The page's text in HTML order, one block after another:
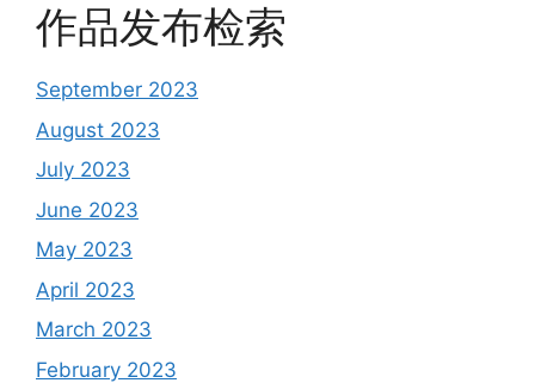
作品发布检索
September 2023
August 2023
July 2023
June 2023
May 2023
April 2023
March 2023
February 2023